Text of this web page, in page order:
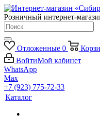
Розничный интернет-
Отложенные 0
ВойтиМой кабинет
WhatsApp
Max
+7 (923) 775-72-33
Каталог